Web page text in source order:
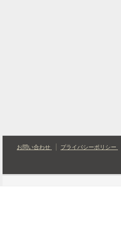
お問い合わせ プライバシーポリシー